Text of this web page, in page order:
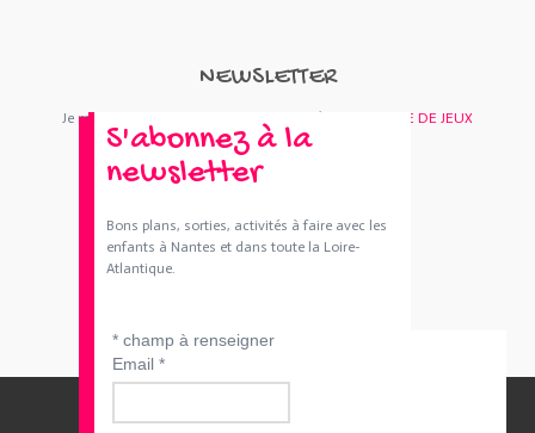
NEWSLETTER
Je m'abonne : Newsletter BOUTIQUE DE JEUX
S'abonnez à la
newsletter
Bons plans, sorties, activités à faire avec les
enfants à Nantes et dans toute la Loire-
Atlantique.
* champ à renseigner
Email *